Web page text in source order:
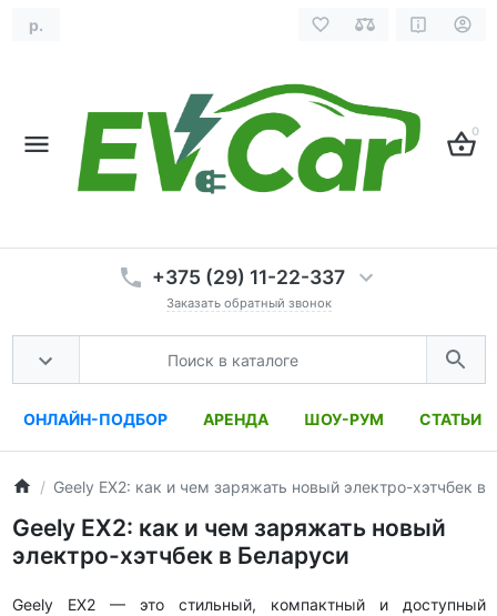
р.
0
+375 (29) 11-22-337
Заказать обратный звонок
ОНЛАЙН-ПОДБОР АРЕНДА ШОУ-РУМ СТАТЬИ
Geely EX2: как и чем заряжать новый электро-хэтчбек в
Geely EX2: как и чем заряжать новый
электро-хэтчбек в Беларуси
Geely EX2 — это стильный, компактный и доступный